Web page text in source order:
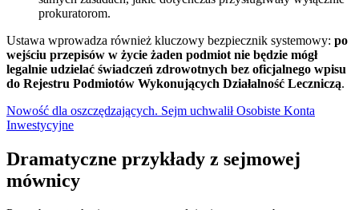
prokuratorom.
Ustawa wprowadza również kluczowy bezpiecznik systemowy: po
wejściu przepisów w życie żaden podmiot nie będzie mógł
legalnie udzielać świadczeń zdrowotnych bez oficjalnego wpisu
do Rejestru Podmiotów Wykonujących Działalność Leczniczą.
Nowość dla oszczędzających. Sejm uchwalił Osobiste Konta
Inwestycyjne
Dramatyczne przykłady z sejmowej
mównicy